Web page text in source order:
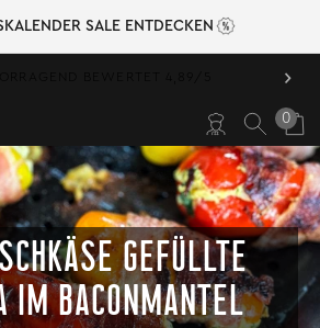
SALE ENTDECKEN
›
0
GEFÜLLTE
IM BACONMANTEL